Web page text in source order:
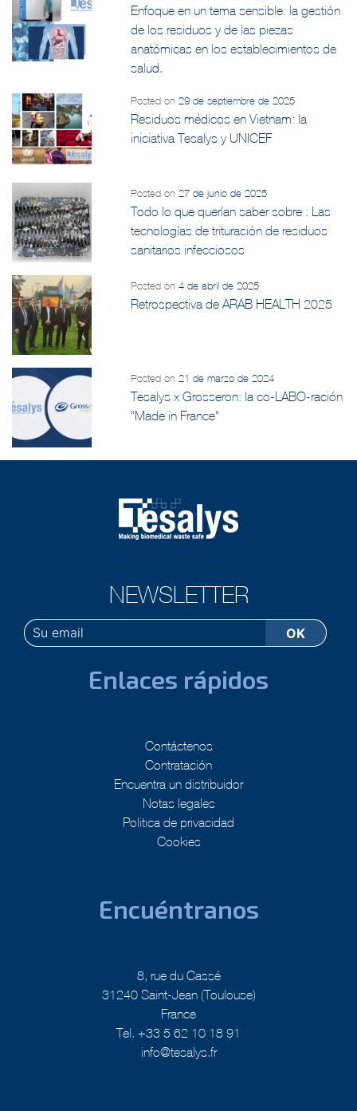
Enfoque en un tema sensible: la gestión
de los residuos y de las piezas
anatómicas en los establecimientos de
salud.
Posted on29 de septiembre de 2025
Residuos médicos en Vietnam: la
iniciativa Tesalys y UNICEF
Posted on27 de junio de 2025
Todo lo que querían saber sobre : Las
tecnologías de trituración de residuos
sanitarios infecciosos
Posted on4 de abril de 2025
Retrospectiva de ARAB HEALTH 2025
Posted on21 de marzo de 2024
Tesalys x Grosseron: la co-LABO-ración
"Made in France"
NEWSLETTER
Enlaces rápidos
Contáctenos
Contratación
Encuentra un distribuidor
Notas legales
Politica de privacidad
Cookies
Encuéntranos
8, rue du Cassé
31240 Saint-Jean (Toulouse)
France
Tel. +33 5 62 10 18 91
info@tesalys.fr